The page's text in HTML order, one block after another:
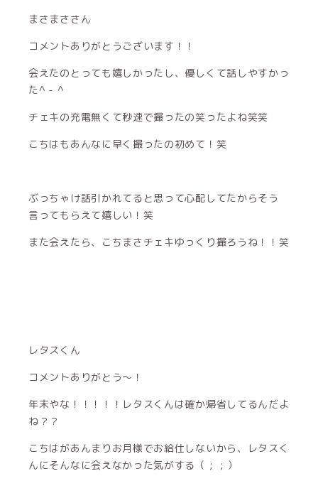
まさまささん
コメントありがとうございます！！
会えたのとっても嬉しかったし、優しくて話しやすかっ
た^ - ^
チェキの充電無くて秒速で撮ったの笑ったよね笑笑
こちはもあんなに早く撮ったの初めて！笑
ぶっちゃけ話引かれてると思って心配してたからそう
言ってもらえて嬉しい！笑
また会えたら、こちまさチェキゆっくり撮ろうね！！笑
レタスくん
コメントありがとう〜！
年末やな！！！！！レタスくんは確か帰省してるんだよ
ね？？
こちはがあんまりお月様でお給仕しないから、レタスく
んにそんなに会えなかった気がする（ ; ; ）